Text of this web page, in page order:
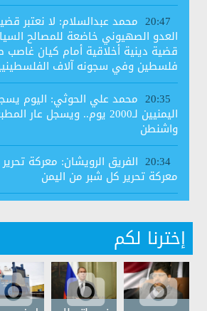
20:47 محمد عبدالسلام: لا نعتبر
العدو الصهيوني خاضعة للمصالح
قضية دينية أخلاقية أمام كيان
فلسطين وفي سجونه آلاف
20:35 محمد علي الحوثي: اليوم
اليمنيين لـ2000 يوم.. ويسجل
واشنطن
20:34 الفريق الرويشان: معركة
معركة تحرير كل شبر من اليمن
وتعتبره اتفاقا محرما شرعا
14:06 #الرئيس_المشاط: لدي
قدمتها لهيئة مكافحة الفساد فيما
المتعلقة بالذمة المالية بسبب وجود
إخترنا لكم